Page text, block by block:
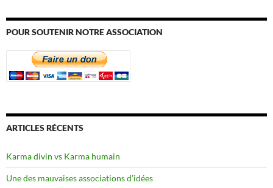
POUR SOUTENIR NOTRE ASSOCIATION
ARTICLES RÉCENTS
Karma divin vs Karma humain
Une des mauvaises associations d’idées